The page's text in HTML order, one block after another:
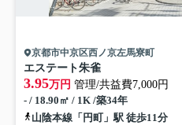
京都市中京区西ノ京左馬寮町
エステート朱雀
3.95万円 管理/共益費7,000円
- / 18.90㎡ / 1K /築34年
山陰本線「円町」駅 徒歩11分